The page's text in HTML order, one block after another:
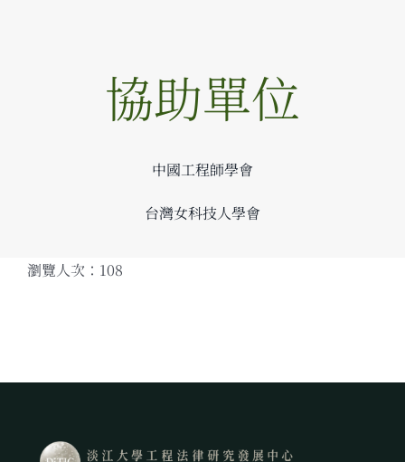
協助單位
中國工程師學會
台灣女科技人學會
瀏覽人次：108